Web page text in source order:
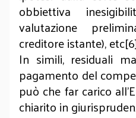
obbiettiva
valutazione
creditore istante),
In simili, residuali
pagamento del
può che far carico
chiarito in